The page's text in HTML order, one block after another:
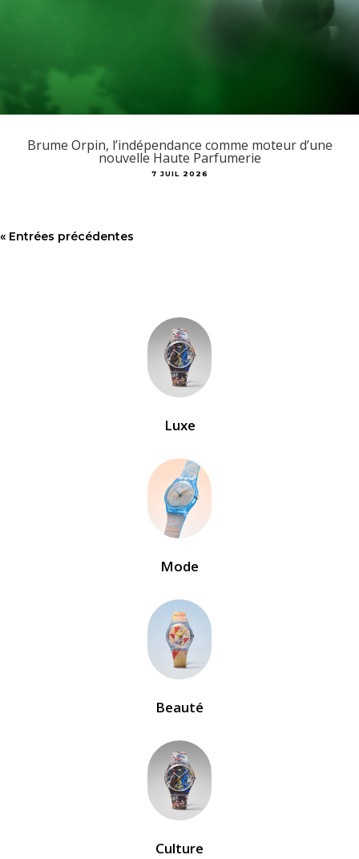
Brume Orpin, l’indépendance comme moteur d’une
nouvelle Haute Parfumerie
7 JUIL 2026
« Entrées précédentes
Luxe
Mode
Beauté
Culture